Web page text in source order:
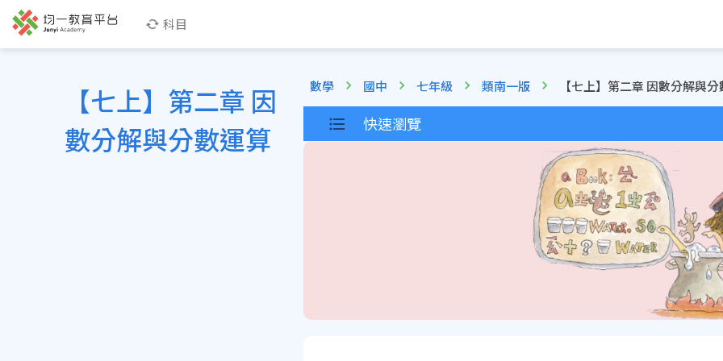
科目
【七上】第二章 因
數分解與分數運算
數學 國中 七年級 類南一版 【七上】第二章 因數分解與
快速瀏覽